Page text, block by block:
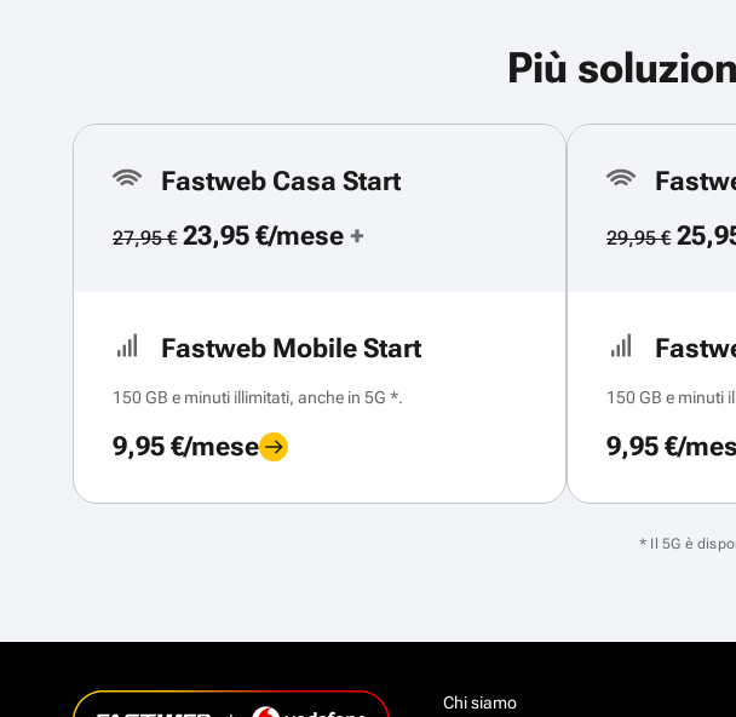
Più
Fastweb Casa Start
27,95 €23,95 €/mese +
Fastweb Mobile Start
150 GB e minuti illimitati, anche in 5G *.
9,95 €/mese
29,95 €
150 GB e minuti
9,95 €/
* Il 5G è
Chi siamo